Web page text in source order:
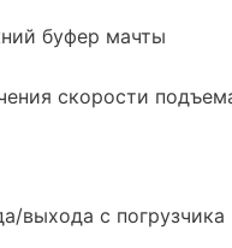
буфер мачты
скорости
выхода с погрузчика